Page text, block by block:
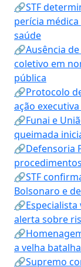
🔗STF
perícia
saúde
🔗Ausência
coletivo em
pública
🔗Protocolo
ação
🔗Funai e
queimada
🔗Defensoria
procedimentos
🔗STF
Bolsonaro e
🔗Especialista
alerta sobre
a velha
🔗Supremo